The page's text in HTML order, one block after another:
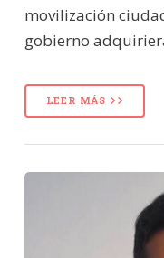
movilización
gobierno
LEER MÁS